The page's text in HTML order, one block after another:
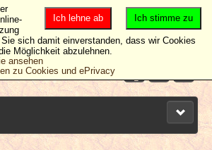
Ich stimme zu
Ich lehne ab
sich damit einverstanden, dass wir Cookies
Möglichkeit abzulehnen.
ansehen
zu Cookies und ePrivacy